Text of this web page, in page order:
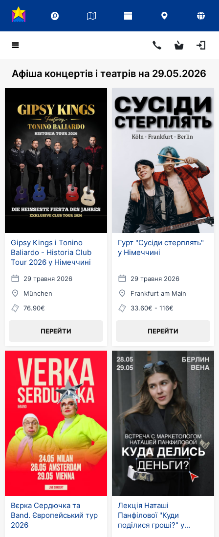
Афіша концертів і театрів на 29.05.2026
Gipsy Kings і Tonino
Baliardo - Historia Club
Tour 2026 у Німеччині
29 травня 2026
München
76.90€
ПЕРЕЙТИ
Гурт "Сусіди стерплять"
у Німеччині
29 травня 2026
Frankfurt am Main
33.60€ - 116€
ПЕРЕЙТИ
Вєрка Сердючка та
Band. Європейський тур
2026
Лекція Наташі
Панфілової "Куди
поділися гроші?" у